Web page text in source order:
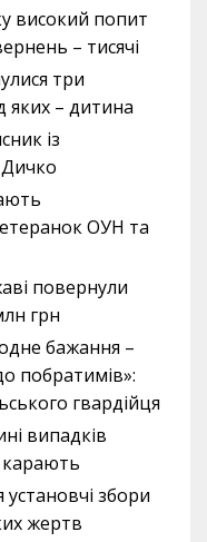
високий попит
– тисячі
три
яких – дитина
із
ОУН та
повернули
грн
бажання –
побратимів»:
гвардійця
випадків
карають
установчі збори
жертв